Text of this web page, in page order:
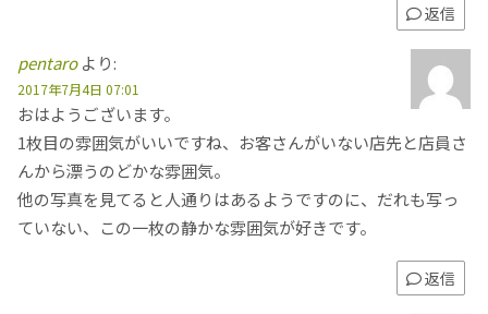
返信
pentaro より:
2017年7月4日 07:01
おはようございます。
1枚目の雰囲気がいいですね、お客さんがいない店先と店員さ
んから漂うのどかな雰囲気。
他の写真を見てると人通りはあるようですのに、だれも写っ
ていない、この一枚の静かな雰囲気が好きです。
返信